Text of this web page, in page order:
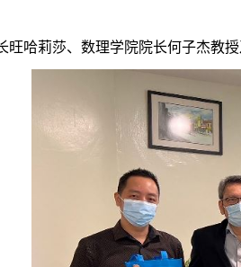
旺哈莉莎、数理学院院长何子杰教